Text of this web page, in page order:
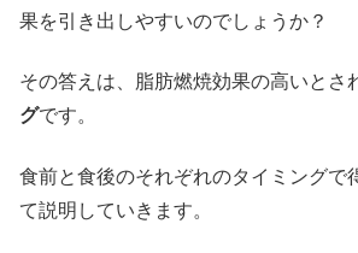
果を引き出しやすいのでしょうか？
その答えは、脂肪燃焼効果の高いとさ
グです。
食前と食後のそれぞれのタイミングで
て説明していきます。